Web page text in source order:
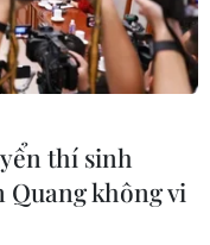
thí sinh
Quang không vi